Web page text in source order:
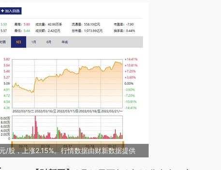
/股，上涨2.15%。行情数据由财新数据提供